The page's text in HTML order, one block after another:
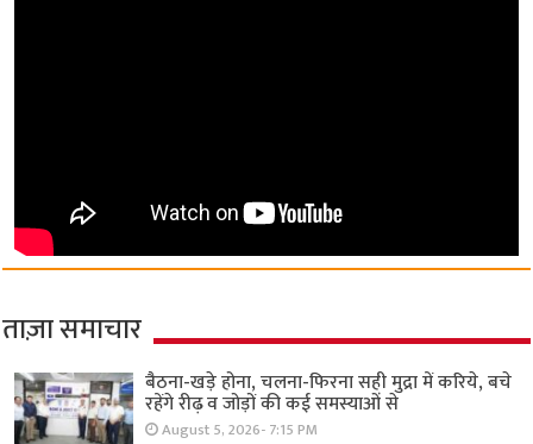
ताज़ा समाचार
बैठना-खड़े होना, चलना-फिरना सही मुद्रा में करिये, बचे
रहेंगे रीढ़ व जोड़ों की कई समस्याओं से
August 5, 2026- 7:15 PM